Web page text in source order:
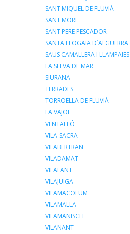
SANT MIQUEL DE FLUVIÀ
SANT MORI
SANT PERE PESCADOR
SANTA LLOGAIA D´ALGUERRA
SAUS CAMALLERA I LLAMPAIES
LA SELVA DE MAR
SIURANA
TERRADES
TORROELLA DE FLUVIÀ
LA VAJOL
VENTALLÓ
VILA-SACRA
VILABERTRAN
VILADAMAT
VILAFANT
VILAJUÏGA
VILAMACOLUM
VILAMALLA
VILAMANISCLE
VILANANT